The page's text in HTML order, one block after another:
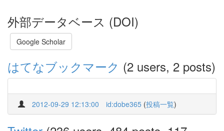
外部データベース (DOI)
Google Scholar
はてなブックマーク (2 users, 2 posts)
2012-09-29 12:13:00 id:dobe365 (投稿一覧)